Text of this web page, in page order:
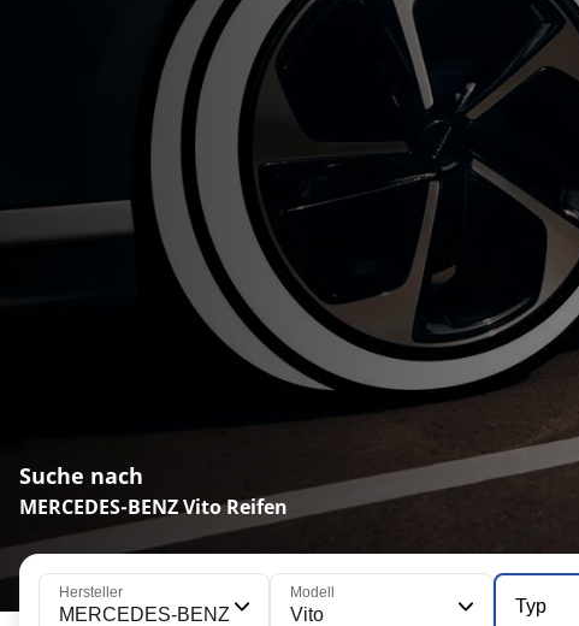
Suche nach
MERCEDES-BENZ Vito Reifen
Hersteller
MERCEDES-BENZ
Modell
Vito Typ